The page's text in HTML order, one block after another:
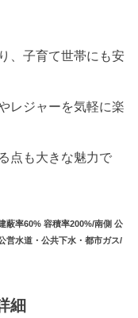
、子育て世帯にも安
レジャーを気軽に楽
点も大きな魅力で
蔽率60% 容積率200%/南側 公
営水道・公共下水・都市ガス/
細